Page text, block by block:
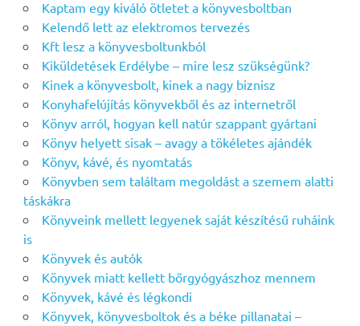
Kaptam egy kiváló ötletet a könyvesboltban
Kelendő lett az elektromos tervezés
Kft lesz a könyvesboltunkból
Kiküldetések Erdélybe – mire lesz szükségünk?
Kinek a könyvesbolt, kinek a nagy biznisz
Konyhafelújítás könyvekből és az internetről
Könyv arról, hogyan kell natúr szappant gyártani
Könyv helyett sisak – avagy a tökéletes ajándék
Könyv, kávé, és nyomtatás
Könyvben sem találtam megoldást a szemem alatti
táskákra
Könyveink mellett legyenek saját készítésű ruháink
is
Könyvek és autók
Könyvek miatt kellett bőrgyógyászhoz mennem
Könyvek, kávé és légkondi
Könyvek, könyvesboltok és a béke pillanatai –